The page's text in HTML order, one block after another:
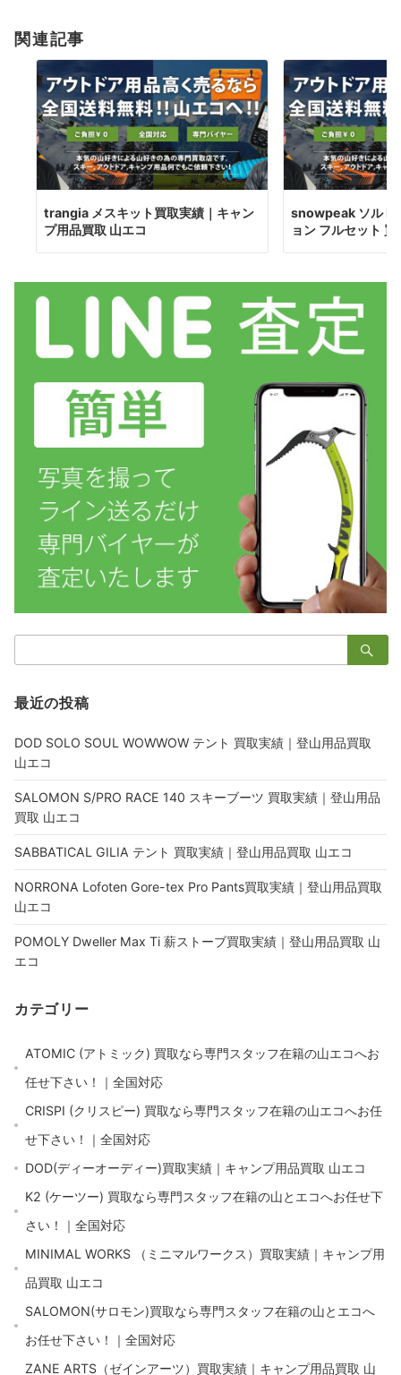
ン
関連記事
trangia メスキット買取実績｜キャン
プ用品買取 山エコ
snowpeak ソル
ョン フルセット 買
索：
最近の投稿
DOD SOLO SOUL WOWWOW テント 買取実績｜登山用品買取
山エコ
SALOMON S/PRO RACE 140 スキーブーツ 買取実績｜登山用品
買取 山エコ
SABBATICAL GILIA テント 買取実績｜登山用品買取 山エコ
NORRONA Lofoten Gore-tex Pro Pants買取実績｜登山用品買取
山エコ
POMOLY Dweller Max Ti 薪ストーブ買取実績｜登山用品買取 山
エコ
カテゴリー
ATOMIC (アトミック) 買取なら専門スタッフ在籍の山エコへお
任せ下さい！｜全国対応
CRISPI (クリスピー) 買取なら専門スタッフ在籍の山エコへお任
せ下さい！｜全国対応
DOD(ディーオーディー)買取実績｜キャンプ用品買取 山エコ
K2 (ケーツー) 買取なら専門スタッフ在籍の山とエコへお任せ下
さい！｜全国対応
MINIMAL WORKS （ミニマルワークス）買取実績｜キャンプ用
品買取 山エコ
SALOMON(サロモン)買取なら専門スタッフ在籍の山とエコへ
お任せ下さい！｜全国対応
ZANE ARTS（ゼインアーツ）買取実績｜キャンプ用品買取 山